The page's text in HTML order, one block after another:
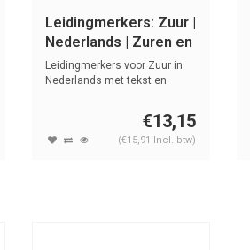
Leidingmerkers: Zuur |
Nederlands | Zuren en
basen
Leidingmerkers voor Zuur in
Nederlands met tekst en
€13,15
(€15,91 Incl. btw)